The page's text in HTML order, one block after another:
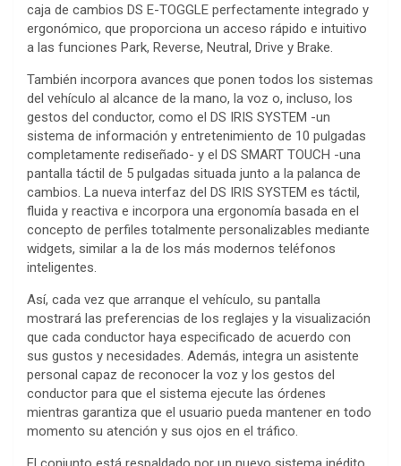
caja de cambios DS E-TOGGLE perfectamente integrado y
ergonómico, que proporciona un acceso rápido e intuitivo
a las funciones Park, Reverse, Neutral, Drive y Brake.
También incorpora avances que ponen todos los sistemas
del vehículo al alcance de la mano, la voz o, incluso, los
gestos del conductor, como el DS IRIS SYSTEM -un
sistema de información y entretenimiento de 10 pulgadas
completamente rediseñado- y el DS SMART TOUCH -una
pantalla táctil de 5 pulgadas situada junto a la palanca de
cambios. La nueva interfaz del DS IRIS SYSTEM es táctil,
fluida y reactiva e incorpora una ergonomía basada en el
concepto de perfiles totalmente personalizables mediante
widgets, similar a la de los más modernos teléfonos
inteligentes.
Así, cada vez que arranque el vehículo, su pantalla
mostrará las preferencias de los reglajes y la visualización
que cada conductor haya especificado de acuerdo con
sus gustos y necesidades. Además, integra un asistente
personal capaz de reconocer la voz y los gestos del
conductor para que el sistema ejecute las órdenes
mientras garantiza que el usuario pueda mantener en todo
momento su atención y sus ojos en el tráfico.